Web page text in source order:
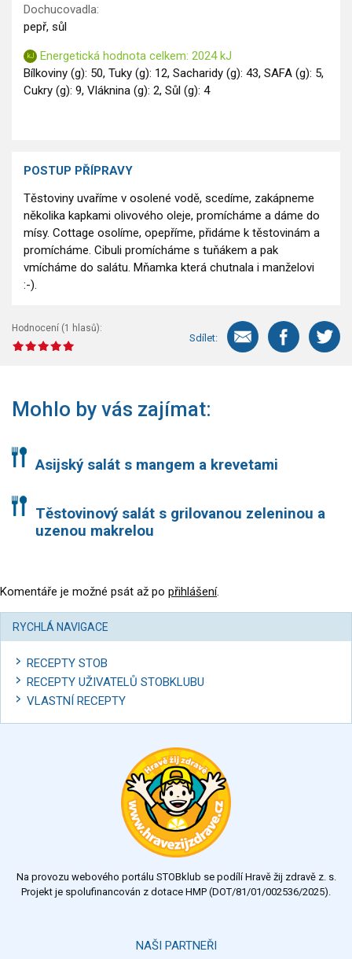
Dochucovadla:
pepř, sůl
Energetická hodnota celkem: 2024 kJ
Bílkoviny (g): 50, Tuky (g): 12, Sacharidy (g): 43, SAFA (g): 5,
Cukry (g): 9, Vláknina (g): 2, Sůl (g): 4
POSTUP PŘÍPRAVY
Těstoviny uvaříme v osolené vodě, scedíme, zakápneme
několika kapkami olivového oleje, promícháme a dáme do
mísy. Cottage osolíme, opepříme, přidáme k těstovinám a
promícháme. Cibuli promícháme s tuňákem a pak
vmícháme do salátu. Mňamka která chutnala i manželovi
:-).
Hodnocení (1 hlasů):
Sdílet:
Mohlo by vás zajímat:
Asijský salát s mangem a krevetami
Těstovinový salát s grilovanou zeleninou a
uzenou makrelou
Komentáře je možné psát až po přihlášení.
RYCHLÁ NAVIGACE
RECEPTY STOB
RECEPTY UŽIVATELŮ STOBKLUBU
VLASTNÍ RECEPTY
Na provozu webového portálu STOBklub se podílí Hravě žij zdravě z. s.
Projekt je spolufinancován z dotace HMP (DOT/81/01/002536/2025).
NAŠI PARTNEŘI